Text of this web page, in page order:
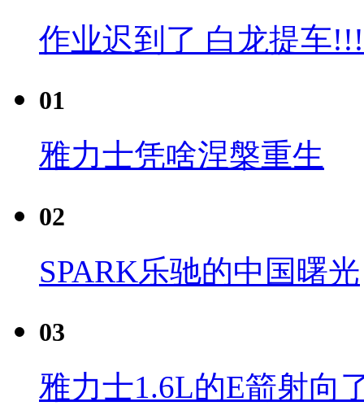
作业迟到了 白龙提车
01
雅力士凭啥涅槃重生
02
SPARK乐驰的中国曙光
03
雅力士1.6L的E箭射向